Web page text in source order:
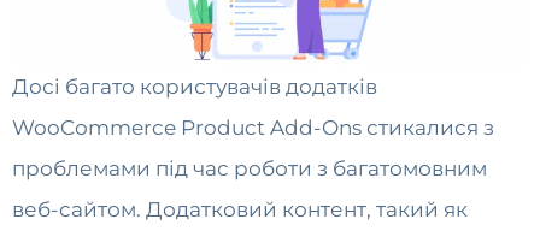
Досі багато користувачів додатків
WooCommerce Product Add-Ons стикалися з
проблемами під час роботи з багатомовним
веб-сайтом. Додатковий контент, такий як